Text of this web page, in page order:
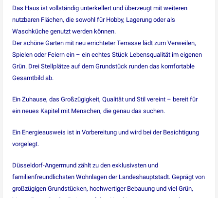
Das Haus ist vollständig unterkellert und überzeugt mit weiteren
nutzbaren Flächen, die sowohl für Hobby, Lagerung oder als
Waschküche genutzt werden können.
Der schöne Garten mit neu errichteter Terrasse lädt zum Verweilen,
Spielen oder Feiern ein – ein echtes Stück Lebensqualität im eigenen
Grün. Drei Stellplätze auf dem Grundstück runden das komfortable
Gesamtbild ab.
Ein Zuhause, das Großzügigkeit, Qualität und Stil vereint – bereit für
ein neues Kapitel mit Menschen, die genau das suchen.
Ein Energieausweis ist in Vorbereitung und wird bei der Besichtigung
vorgelegt.
Düsseldorf-Angermund zählt zu den exklusivsten und
familienfreundlichsten Wohnlagen der Landeshauptstadt. Geprägt von
großzügigen Grundstücken, hochwertiger Bebauung und viel Grün,